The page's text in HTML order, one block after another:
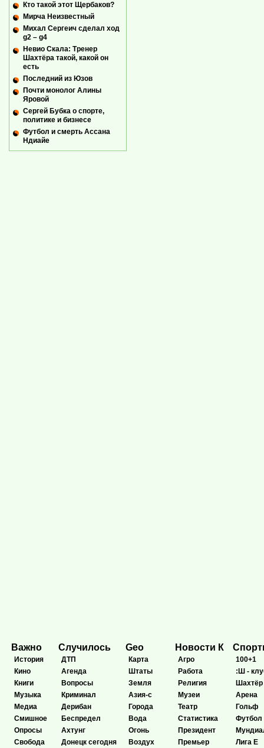
Кто такой этот Щербаков?
Мирча Неизвестный
Михал Сергеич сделал ход
g2 – g4
Невио Скала: Тренер
Шахтёра такой, какой он
есть
Последний из Юзов
Почти монолог Алины
Яровой
Сергей Бубка о спорте,
политике и бизнесе
Футбол и смерть Ассана
Ндиайе
Важно
История
Кино
Книги
Музыка
Медиа
Смишное
Опросы
Свобода
Случилось
ДТП
Агенда
Вопросы
Криминал
Дерибан
Беспредел
Ахтунг
Донецк сегодня
Geo
Карта
Штаты
Земля
Азия-с
Города
Вода
Огонь
Воздух
Новости К
Агро
Работа
Религия
Музеи
Театр
Статистика
Президент
Премьер
100+1
:Ш -
Шахтёр
Арена
Гольф
Футбол
Лига Е